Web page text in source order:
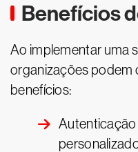
Benefícios
Ao implementar uma
organizações podem
benefícios:
Autenticação